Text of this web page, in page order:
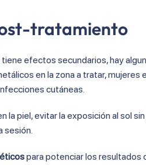
tratamiento
efectos secundarios, hay
en la zona a tratar, mujeres
cutáneas.
piel, evitar la exposición al sol
sesión.
para potenciar los resultados